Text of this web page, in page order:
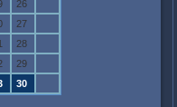
26
27
28
29
30